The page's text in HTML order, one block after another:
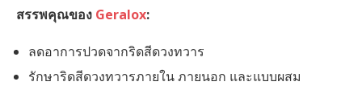
สรรพคุณของ Geralox:
ลดอาการปวดจากริดสีดวงทวาร
รักษาริดสีดวงทวารภายใน ภายนอก และแบบผสม